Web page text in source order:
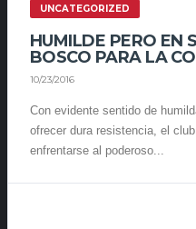
UNCATEGORIZED
HUMILDE PERO EN
BOSCO PARA LA
10/23/2016
Con evidente sentido de
ofrecer dura resistencia, el
enfrentarse al poderoso...